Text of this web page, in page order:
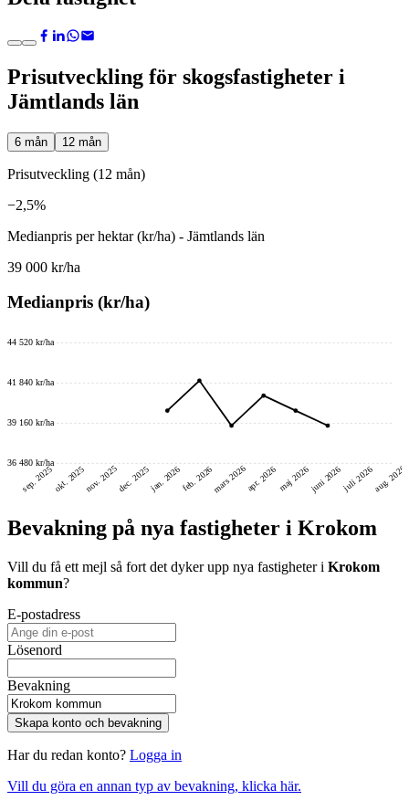
Prisutveckling för skogsfastigheter i
Jämtlands län
6 mån 12 mån
Prisutveckling (12 mån)
−2,5%
Medianpris per hektar (kr/ha) - Jämtlands län
39 000 kr/ha
Medianpris (kr/ha)
36 480 kr/ha
39 160 kr/ha
41 840 kr/ha
44 520 kr/ha
sep. 2025okt. 2025nov. 2025dec. 2025jan. 2026feb. 2026mars 2026apr. 2026maj 2026juni 2026juli 2026aug. 2026
Bevakning på nya fastigheter i Krokom
Vill du få ett mejl så fort det dyker upp nya fastigheter i Krokom
kommun?
E-postadress
Lösenord
Bevakning
Skapa konto och bevakning
Har du redan konto? Logga in
Vill du göra en annan typ av bevakning, klicka här.